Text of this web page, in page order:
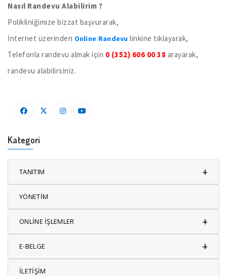
Nasıl Randevu Alabilirim ?
Polikliniğimize bizzat başvurarak,
İnternet üzerinden Online Randevu linkine tıklayarak,
Telefonla randevu almak için 0 (352) 606 00 38 arayarak,
randevu alabilirsiniz.
Kategori
TANITIM +
YÖNETİM
ONLİNE İŞLEMLER +
E-BELGE +
İLETİŞİM